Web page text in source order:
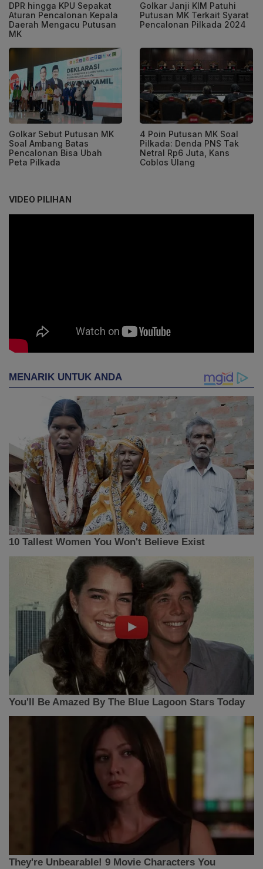
DPR hingga KPU Sepakat
Aturan Pencalonan Kepala
Daerah Mengacu Putusan
MK
Golkar Janji KIM Patuhi
Putusan MK Terkait Syarat
Pencalonan Pilkada 2024
Golkar Sebut Putusan MK
Soal Ambang Batas
Pencalonan Bisa Ubah
Peta Pilkada
4 Poin Putusan MK Soal
Pilkada: Denda PNS Tak
Netral Rp6 Juta, Kans
Coblos Ulang
VIDEO PILIHAN